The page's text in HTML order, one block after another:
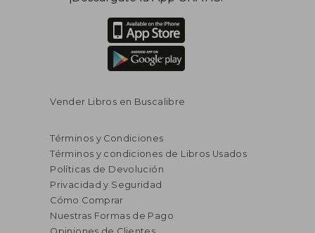
Vender Libros en Buscalibre
Términos y Condiciones
Términos y condiciones de Libros Usados
Políticas de Devolución
Privacidad y Seguridad
Cómo Comprar
Nuestras Formas de Pago